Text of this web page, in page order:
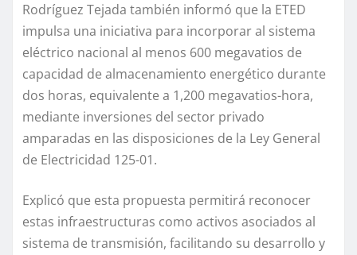
Rodríguez Tejada también informó que la ETED
impulsa una iniciativa para incorporar al sistema
eléctrico nacional al menos 600 megavatios de
capacidad de almacenamiento energético durante
dos horas, equivalente a 1,200 megavatios-hora,
mediante inversiones del sector privado
amparadas en las disposiciones de la Ley General
de Electricidad 125-01.
Explicó que esta propuesta permitirá reconocer
estas infraestructuras como activos asociados al
sistema de transmisión, facilitando su desarrollo y